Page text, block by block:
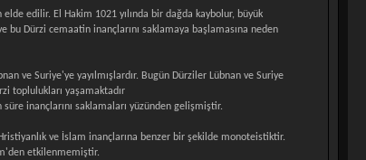
edilir. El Hakim 1021 yılında bir dağda kaybolur, büyük
Dürzi cemaatin inançlarını saklamaya başlamasına neden
ve Suriye'ye yayılmışlardır. Bugün Dürziler Lübnan ve Suriye
toplulukları yaşamaktadır
süre inançlarını saklamaları yüzünden gelişmiştir.
ve İslam inançlarına benzer bir şekilde monoteistiktir.
etkilenmemiştir.